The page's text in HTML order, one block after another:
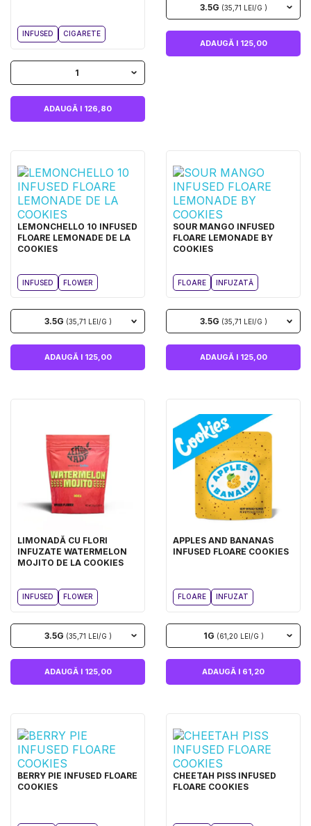
INFUSED CIGARETE
1
ADAUGĂ I 126,80
3.5G (35,71 LEI/G )
ADAUGĂ I 125,00
LEMONCHELLO 10 INFUSED
FLOARE LEMONADE DE LA
COOKIES
INFUSED FLOWER
3.5G (35,71 LEI/G )
ADAUGĂ I 125,00
SOUR MANGO INFUSED
FLOARE LEMONADE BY
COOKIES
FLOARE INFUZATĂ
3.5G (35,71 LEI/G )
ADAUGĂ I 125,00
LIMONADĂ CU FLORI
INFUZATE WATERMELON
MOJITO DE LA COOKIES
INFUSED FLOWER
3.5G (35,71 LEI/G )
ADAUGĂ I 125,00
APPLES AND BANANAS
INFUSED FLOARE COOKIES
FLOARE INFUZAT
1G (61,20 LEI/G )
ADAUGĂ I 61,20
BERRY PIE INFUSED FLOARE
COOKIES
CHEETAH PISS INFUSED
FLOARE COOKIES